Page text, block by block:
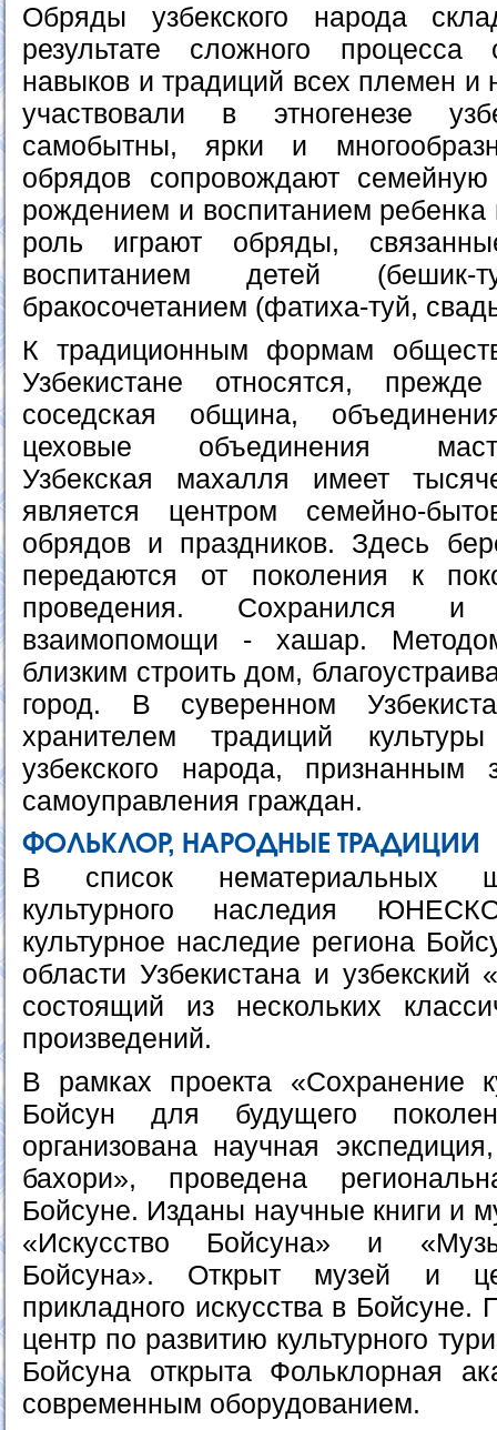
Обряды узбекского народа
результате сложного процесса
навыков и традиций всех племен и
участвовали в этногенезе
самобытны, ярки и
обрядов сопровождают
рождением и воспитанием
роль играют обряды,
воспитанием детей (бешик-
бракосочетанием (фатиха-туй,
К традиционным формам
Узбекистане относятся,
соседская община,
цеховые объединения
Узбекская махалля имеет
является центром семейно-
обрядов и праздников. Здесь
передаются от поколения к
проведения. Сохранился
взаимопомощи - хашар.
близким строить дом,
город. В суверенном
хранителем традиций
узбекского народа, признанным
самоуправления граждан.
ФОЛЬКЛОР, НАРОДНЫЕ ТРАДИЦИИ
В список нематериальных
культурного наследия
культурное наследие региона
области Узбекистана и
состоящий из нескольких
произведений.
В рамках проекта «Сохранение
Бойсун для будущего
организована научная
бахори», проведена
Бойсуне. Изданы научные книги и
«Искусство Бойсуна» и
Бойсуна». Открыт музей и
прикладного искусства в Бойсуне.
центр по развитию культурного
Бойсуна открыта Фольклорная
современным оборудованием.